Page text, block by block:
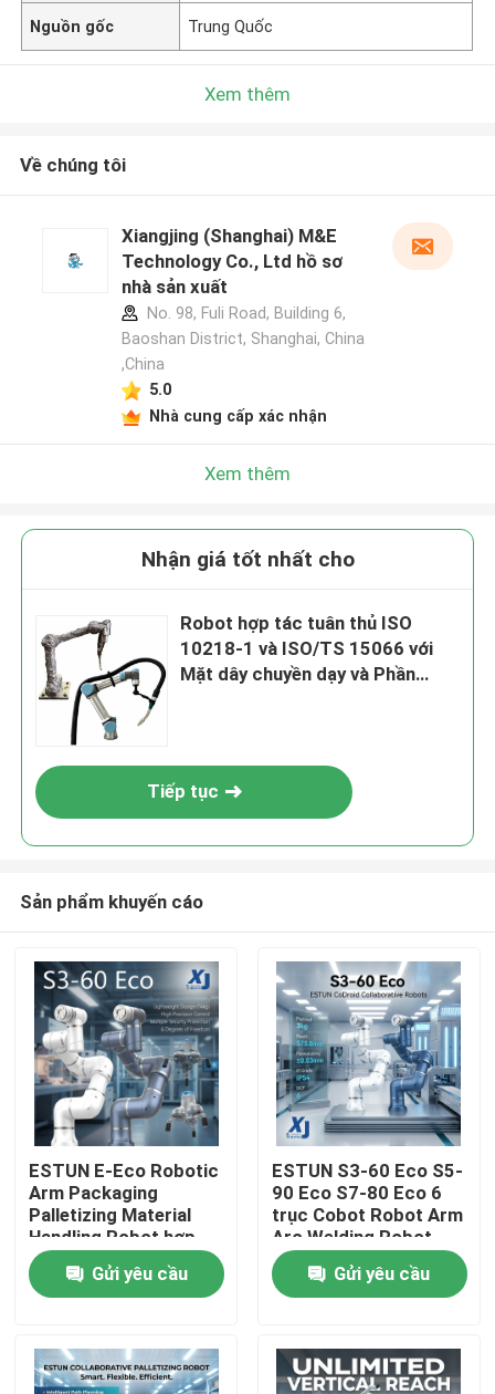
Nhà
Video
Nguồn gốc Trung Quốc
Xem thêm
Về chúng tôi
Xiangjing (Shanghai) M&E
Technology Co., Ltd hồ sơ
nhà sản xuất
No. 98, Fuli Road, Building 6,
Baoshan District, Shanghai, China
,China
5.0
Nhà cung cấp xác nhận
Xem thêm
Nhận giá tốt nhất cho
Robot hợp tác tuân thủ ISO
10218-1 và ISO/TS 15066 với
Mặt dây chuyền dạy và Phần
Tiếp tục
Sản phẩm khuyến cáo
ESTUN E-Eco Robotic
Arm Packaging
Palletizing Material
Handling Robot hợp
tác với OnRobot
GripperGửi yêu cầu
ESTUN S3-60 Eco S5-
90 Eco S7-80 Eco 6
trục Cobot Robot Arm
Arc Welding Robot
hợp tác CNGBS
Positioner hàn
Gửi yêu cầu